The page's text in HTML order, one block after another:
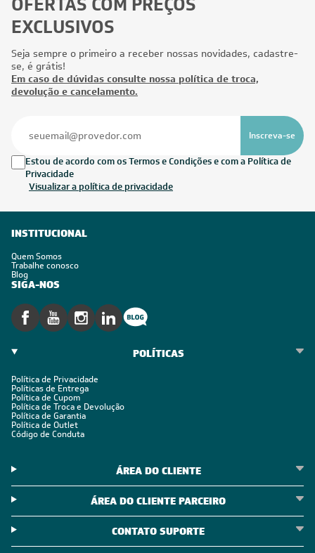
EXCLUSIVOS
Seja sempre o primeiro a receber nossas novidades, cadastre-
se, é grátis!
Em caso de dúvidas consulte nossa política de troca,
devolução e cancelamento.
Inscreva-se
Estou de acordo com os Termos e Condições e com a Política de
Privacidade
Visualizar a política de privacidade
INSTITUCIONAL
Quem Somos
Trabalhe conosco
Blog
SIGA-NOS
POLÍTICAS
Política de Privacidade
Políticas de Entrega
Política de Cupom
Política de Troca e Devolução
Política de Garantia
Política de Outlet
Código de Conduta
ÁREA DO CLIENTE
ÁREA DO CLIENTE PARCEIRO
CONTATO SUPORTE